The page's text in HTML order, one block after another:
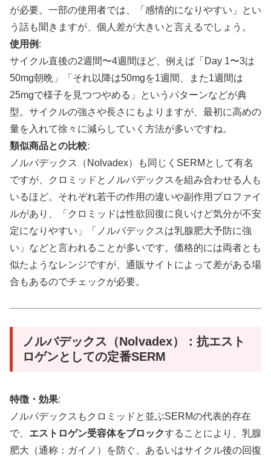
が必要。一部の使用者では、「感情的になりやすい」とい
う話も聞きますが、個人差が大きいと言えるでしょう。
使用例 :
サイクル直後の2週間〜4週間ほど、例えば「Day 1〜3は
50mg朝晩」「それ以降は50mgを1週間、また1週間は
25mgで様子を見つつやめる」というパターンなどが典
型。サイクルの強さや長さにもよりますが、最初に高めの
量を入れて徐々に減らしていく方法が多いですね。
類似商品との比較:
ノルバデックス（Nolvadex）も同じくSERMとして有名
ですが、クロミッドとノルバデックスを組み合わせる人も
いるほど。それぞれ若干の作用の違いや副作用プロファイ
ルがあり、「クロミッドは性欲回復に良いけど気分が不安
定になりやすい」「ノルバデックスは乳腺肥大予防に強
い」などと言われることが多いです。価格的には両者とも
似たようなレンジですが、通販サイトによって差がある場
合もあるのでチェックが必要。
ノルバデックス（Nolvadex）：抗エスト
ロゲンとしての定番SERM
特徴・効果:
ノルバデックスもクロミッドと並ぶSERMの代表的存在
で、 エストロゲン受容体をブロックすることにより、乳腺
肥大（通称：ガイノ）を防ぐ、あるいはサイクル後の回復